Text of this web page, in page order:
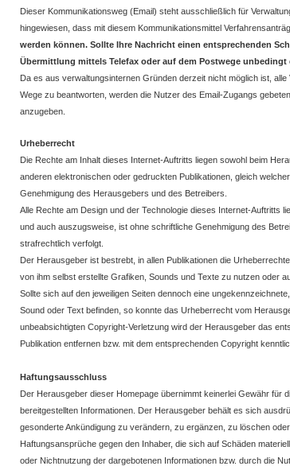
Dieser Kommunikationsweg (Email) steht ausschließlich für
hingewiesen, dass mit diesem Kommunikationsmittel
werden können. Sollte Ihre Nachricht einen entsprechenden
Übermittlung mittels Telefax oder auf dem Postwege unbedingt
Da es aus verwaltungsinternen Gründen derzeit nicht möglich ist,
Wege zu beantworten, werden die Nutzer des Email-Zugangs
anzugeben.
Urheberrecht
Die Rechte am Inhalt dieses Internet-Auftritts liegen sowohl beim
anderen elektronischen oder gedruckten Publikationen, gleich
Genehmigung des Herausgebers und des Betreibers.
Alle Rechte am Design und der Technologie dieses Internet-Auftritts
und auch auszugsweise, ist ohne schriftliche Genehmigung des
strafrechtlich verfolgt.
Der Herausgeber ist bestrebt, in allen Publikationen die
von ihm selbst erstellte Grafiken, Sounds und Texte zu nutzen oder
Sollte sich auf den jeweiligen Seiten dennoch eine
Sound oder Text befinden, so konnte das Urheberrecht vom
unbeabsichtigten Copyright-Verletzung wird der Herausgeber das
Publikation entfernen bzw. mit dem entsprechenden Copyright
Haftungsausschluss
Der Herausgeber dieser Homepage übernimmt keinerlei Gewähr für
bereitgestellten Informationen. Der Herausgeber behält es sich
gesonderte Ankündigung zu verändern, zu ergänzen, zu löschen
Haftungsansprüche gegen den Inhaber, die sich auf Schäden
oder Nichtnutzung der dargebotenen Informationen bzw. durch die